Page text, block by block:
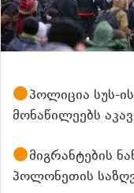
პოლიცია სუს-
მონაწილეებს
მიგრანტების
პოლონეთის